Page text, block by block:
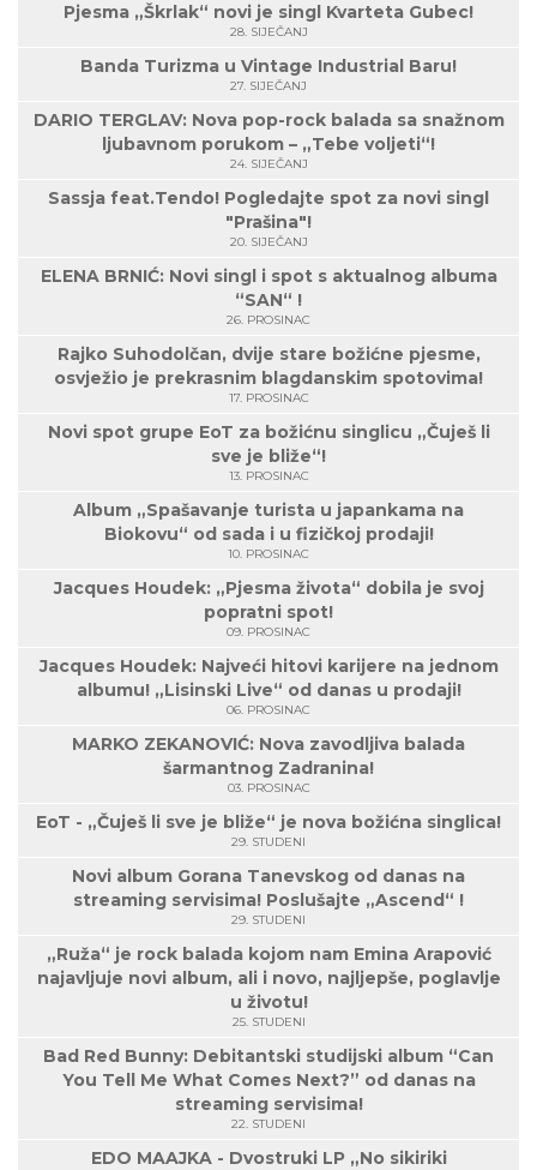
Pjesma „Škrlak“ novi je singl Kvarteta Gubec!
28. SIJEČANJ
Banda Turizma u Vintage Industrial Baru!
27. SIJEČANJ
DARIO TERGLAV: Nova pop-rock balada sa snažnom
ljubavnom porukom – „Tebe voljeti“!
24. SIJEČANJ
Sassja feat.Tendo! Pogledajte spot za novi singl
"Prašina"!
20. SIJEČANJ
ELENA BRNIĆ: Novi singl i spot s aktualnog albuma
“SAN“ !
26. PROSINAC
Rajko Suhodolčan, dvije stare božićne pjesme,
osvježio je prekrasnim blagdanskim spotovima!
17. PROSINAC
Novi spot grupe EoT za božićnu singlicu „Čuješ li
sve je bliže“!
13. PROSINAC
Album „Spašavanje turista u japankama na
Biokovu“ od sada i u fizičkoj prodaji!
10. PROSINAC
Jacques Houdek: „Pjesma života“ dobila je svoj
popratni spot!
09. PROSINAC
Jacques Houdek: Najveći hitovi karijere na jednom
albumu! „Lisinski Live“ od danas u prodaji!
06. PROSINAC
MARKO ZEKANOVIĆ: Nova zavodljiva balada
šarmantnog Zadranina!
03. PROSINAC
EoT - „Čuješ li sve je bliže“ je nova božićna singlica!
29. STUDENI
Novi album Gorana Tanevskog od danas na
streaming servisima! Poslušajte „Ascend“ !
29. STUDENI
„Ruža“ je rock balada kojom nam Emina Arapović
najavljuje novi album, ali i novo, najljepše, poglavlje
u životu!
25. STUDENI
Bad Red Bunny: Debitantski studijski album “Can
You Tell Me What Comes Next?” od danas na
streaming servisima!
22. STUDENI
EDO MAAJKA - Dvostruki LP „No sikiriki